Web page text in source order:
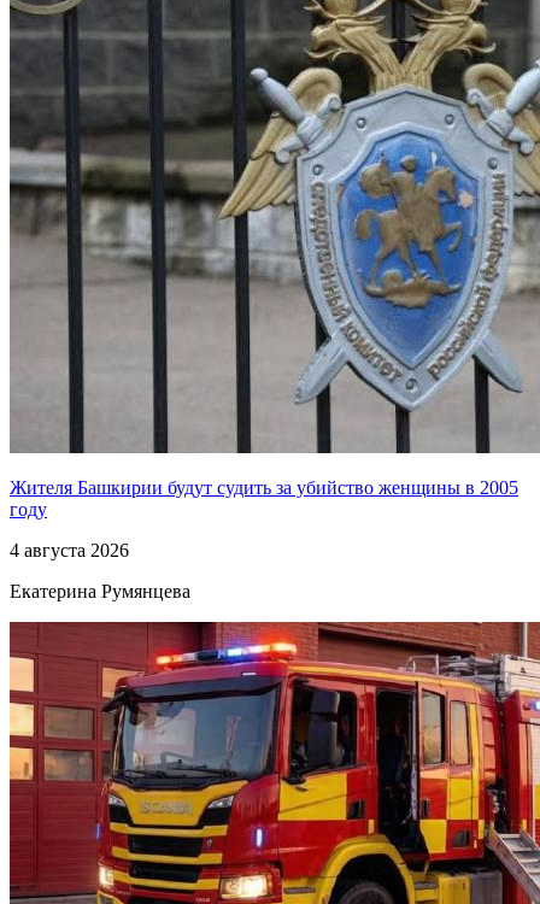
Жителя Башкирии будут судить за убийство женщины в 2005
году
4 августа 2026
Екатерина Румянцева